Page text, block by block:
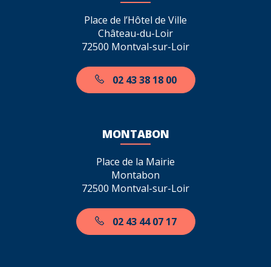
Place de l’Hôtel de Ville
Château-du-Loir
72500 Montval-sur-Loir
02 43 38 18 00
MONTABON
Place de la Mairie
Montabon
72500 Montval-sur-Loir
02 43 44 07 17